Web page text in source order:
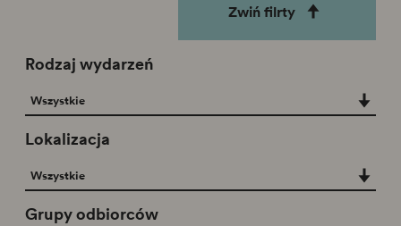
Zwiń filrty
Rodzaj wydarzeń
Rodzaj wydarzeń
Wszystkie
Lokalizacja
Lokalizacja
Wszystkie
Grupy odbiorców